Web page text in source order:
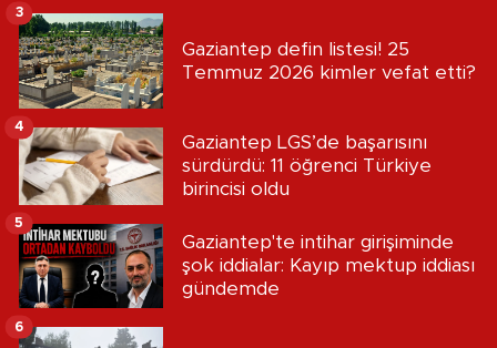
Gaziantep defin listesi! 25
Temmuz 2026 kimler vefat etti?
3
Gaziantep LGS’de başarısını
sürdürdü: 11 öğrenci Türkiye
birincisi oldu
4
Gaziantep'te intihar girişiminde
şok iddialar: Kayıp mektup iddiası
gündemde
5
6